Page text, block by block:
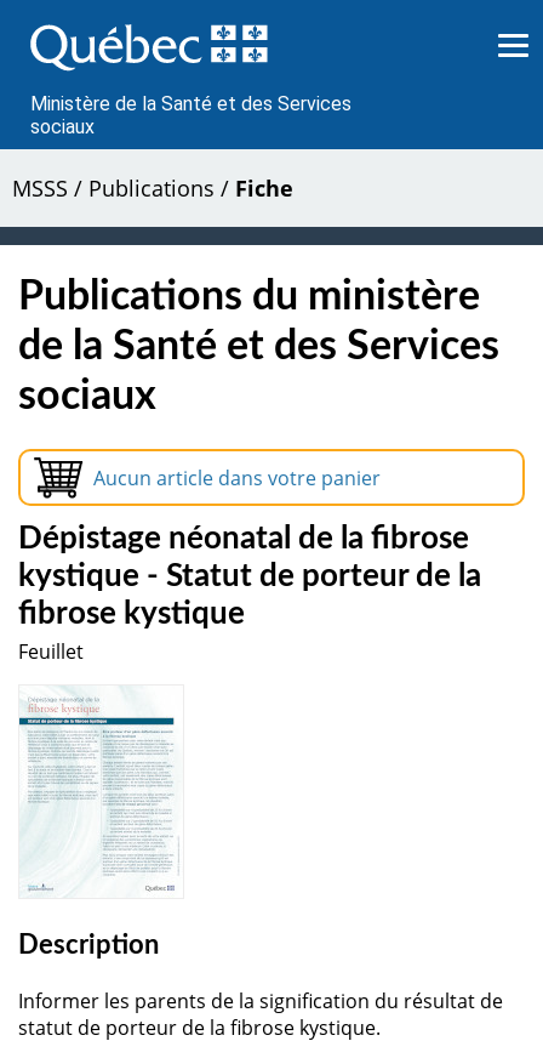
au
contenu
Ministère de la Santé et des Services
sociaux
MSSS / Publications / Fiche
Publications du ministère
de la Santé et des Services
sociaux
Aucun article dans votre panier
Dépistage néonatal de la fibrose
kystique - Statut de porteur de la
fibrose kystique
Feuillet
Description
Informer les parents de la signification du résultat de
statut de porteur de la fibrose kystique.